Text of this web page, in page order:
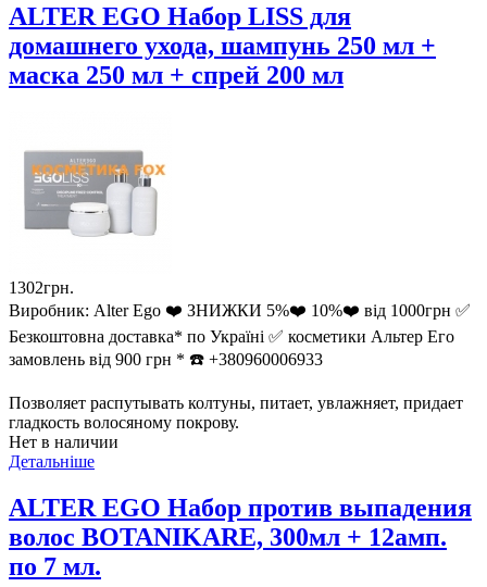
ALTER EGO Набор LISS для
домашнего ухода, шампунь 250 мл +
маска 250 мл + спрей 200 мл
1302грн.
Виробник: Alter Ego ❤️ ЗНИЖКИ 5%❤️ 10%❤️ від 1000грн ✅
Безкоштовна доставка* по Україні ✅ косметики Альтер Его
замовлень від 900 грн * ☎️ +380960006933
Позволяет распутывать колтуны, питает, увлажняет, придает
гладкость волосяному покрову.
Нет в наличии
Детальніше
ALTER EGO Набор против выпадения
волос BOTANIKARE, 300мл + 12амп.
по 7 мл.